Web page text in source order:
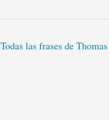
Todas las frases de